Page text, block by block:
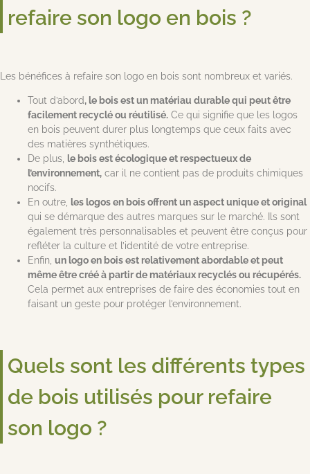
refaire son logo en bois ?
Les bénéfices à refaire son logo en bois sont nombreux et variés.
Tout d’abord, le bois est un matériau durable qui peut être
facilement recyclé ou réutilisé. Ce qui signifie que les logos
en bois peuvent durer plus longtemps que ceux faits avec
des matières synthétiques.
De plus, le bois est écologique et respectueux de
l’environnement, car il ne contient pas de produits chimiques
nocifs.
En outre, les logos en bois offrent un aspect unique et original
qui se démarque des autres marques sur le marché. Ils sont
également très personnalisables et peuvent être conçus pour
refléter la culture et l’identité de votre entreprise.
Enfin, un logo en bois est relativement abordable et peut
même être créé à partir de matériaux recyclés ou récupérés.
Cela permet aux entreprises de faire des économies tout en
faisant un geste pour protéger l’environnement.
Quels sont les différents types
de bois utilisés pour refaire
son logo ?